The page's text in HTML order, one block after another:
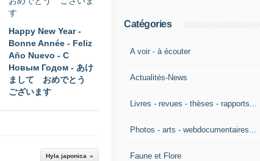
Happy New Year -
Bonne Année - Feliz
Año Nuevo - С
Новым Годом - あけ
まして おめでとう
ございます
Hyla japonica
Catégories
A voir - à écouter
Actualités-News
Livres - revues - thèses - rapports...
Photos - arts - webdocumentaires...
Faune et Flore